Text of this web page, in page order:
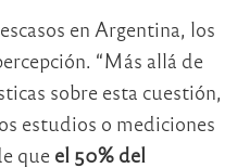
en Argentina, los
“Más allá de
sobre esta cuestión,
estudios o mediciones
que el 50% del